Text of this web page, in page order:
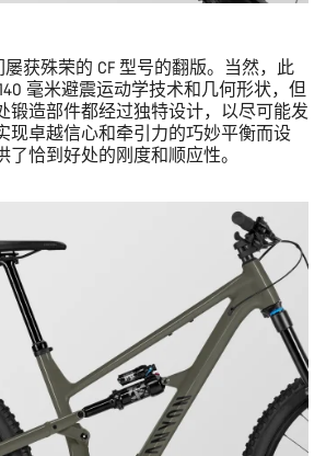
屡获殊荣的 CF 型号的翻版。当然，此
毫米避震运动学技术和几何形状，但
锻造部件都经过独特设计，以尽可能发
现卓越信心和牵引力的巧妙平衡而设
恰到好处的刚度和顺应性。